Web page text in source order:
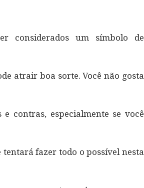
considerados um símbolo de
atrair boa sorte. Você não gosta
contras, especialmente se você
fazer todo o possível nesta